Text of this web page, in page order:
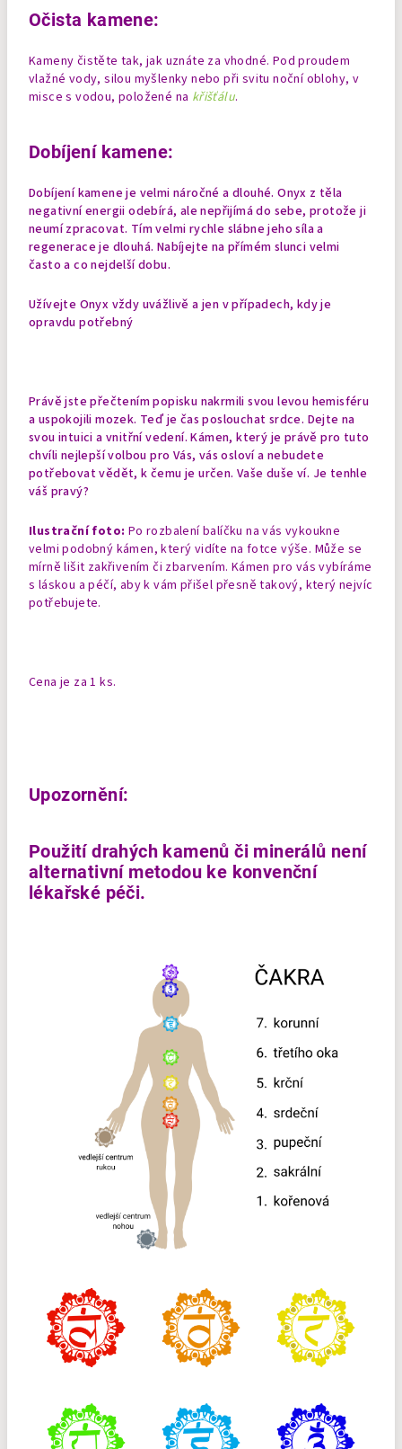
Očista kamene:
Kameny čistěte tak, jak uznáte za vhodné. Pod proudem
vlažné vody, silou myšlenky nebo při svitu noční oblohy, v
misce s vodou, položené na křišťálu.
Dobíjení kamene:
Dobíjení kamene je velmi náročné a dlouhé. Onyx z těla
negativní energii odebírá, ale nepřijímá do sebe, protože ji
neumí zpracovat. Tím velmi rychle slábne jeho síla a
regenerace je dlouhá. Nabíjejte na přímém slunci velmi
často a co nejdelší dobu.
Užívejte Onyx vždy uvážlivě a jen v případech, kdy je
opravdu potřebný
Právě jste přečtením popisku nakrmili svou levou hemisféru
a uspokojili mozek. Teď je čas poslouchat srdce. Dejte na
svou intuici a vnitřní vedení. Kámen, který je právě pro tuto
chvíli nejlepší volbou pro Vás, vás osloví a nebudete
potřebovat vědět, k čemu je určen. Vaše duše ví. Je tenhle
váš pravý?
Ilustrační foto: Po rozbalení balíčku na vás vykoukne
velmi podobný kámen, který vidíte na fotce výše. Může se
mírně lišit zakřivením či zbarvením. Kámen pro vás vybíráme
s láskou a péčí, aby k vám přišel přesně takový, který nejvíc
potřebujete.
Cena je za 1 ks.
Upozornění:
Použití drahých kamenů či minerálů není
alternativní metodou ke konvenční
lékařské péči.